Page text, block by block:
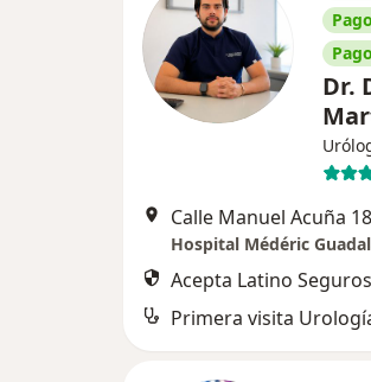
Dr.
Calle Manuel Acuña
Hospital Médéric
Acepta Latino Seguros
Primera visita